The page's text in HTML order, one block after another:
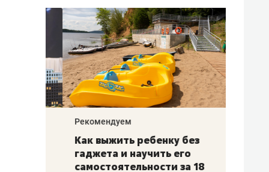
–
Рекомендуем
Как выжить ребенку без
гаджета и научить его
самостоятельности за 18